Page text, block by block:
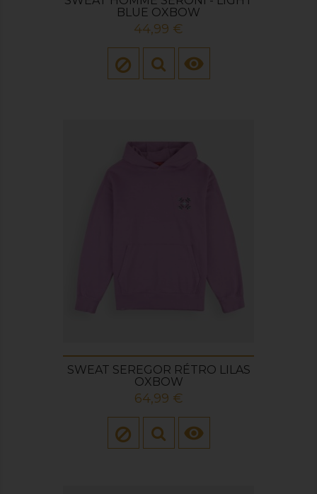
BLUE OXBOW
Prix
44,99 €

SWEAT SEREGOR RÉTRO LILAS
OXBOW
Prix
64,99 €
